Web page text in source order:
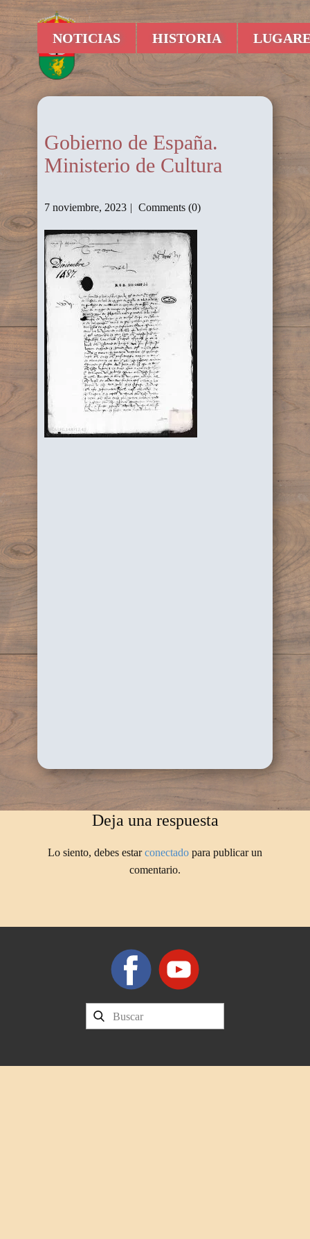
NOTICIAS HISTORIA
Gobierno de España.
Ministerio de Cultura
7 noviembre, 2023 Comments (0)
Deja una respuesta
Lo siento, debes estarconectado para publicar un
comentario.